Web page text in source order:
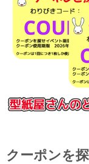
クーポンを